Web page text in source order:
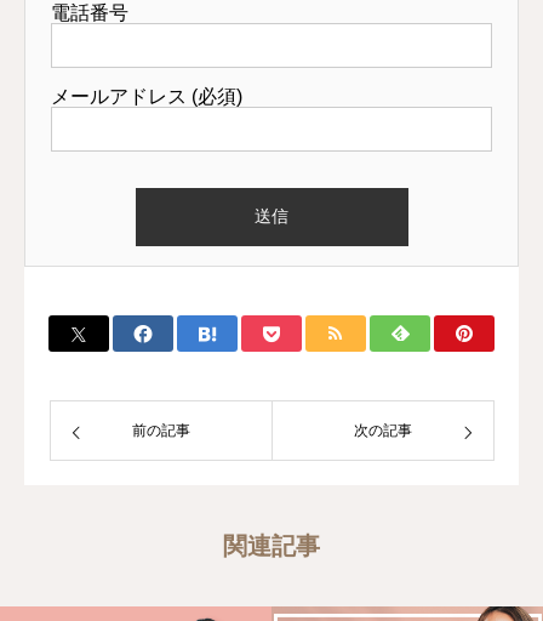
電話番号
メールアドレス (必須)
前の記事 次の記事
関連記事